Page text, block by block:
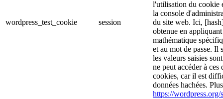
wordpress_test_cookie session
l'utilisation du cookie
la console
du site web. Ici,
obtenue en
mathématique
et au mot de passe. Il
les valeurs saisies
ne peut accéder à ces
cookies, car il est
données hachées.
https://